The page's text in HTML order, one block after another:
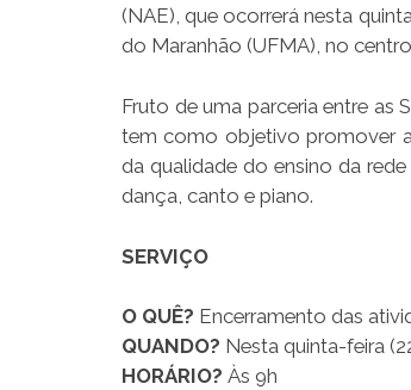
(NAE), que ocorrerá nesta
do Maranhão (UFMA), no
Fruto de uma parceria entre as
tem como objetivo promover
da qualidade do ensino da
dança, canto e piano.
SERVIÇO
O QUÊ? Encerramento das
QUANDO? Nesta quinta-feira
HORÁRIO? Às 9h